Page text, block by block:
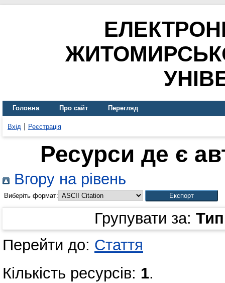
Головна Про сайт Перегляд
Вхід Реєстрація
Ресурси де є
Вгору на рівень
Виберіть формат:
Групувати за:
Перейти до: Стаття
Кількість ресурсів: 1.